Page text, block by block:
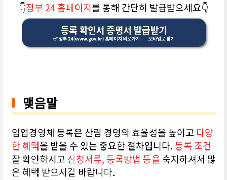
👇정부 24 홈페이지를 통해 간단히 발급받으세요👇
맺음말
임업경영체 등록은 산림 경영의 효율성을 높이고 다양
한 혜택을 받을 수 있는 중요한 절차입니다. 등록 조건
잘 확인하시고 신청서류, 등록방법 등을 숙지하셔서 많
은 혜택 받으시길 바랍니다.